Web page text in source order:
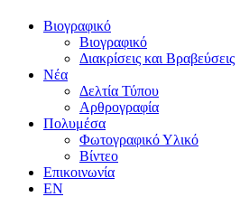
Βιογραφικό
Βιογραφικό
Διακρίσεις και Βραβεύσεις
Νέα
Δελτία Τύπου
Αρθρογραφία
Πολυμέσα
Φωτογραφικό Υλικό
Βίντεο
Επικοινωνία
EN